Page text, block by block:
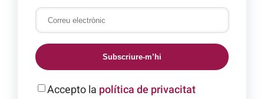
Subscriure-m’hi
Accepto la política de privacitat